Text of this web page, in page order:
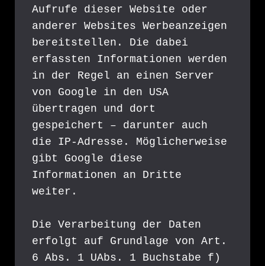
Aufrufe dieser Website oder
anderer Websites Werbeanzeigen
bereitstellen. Die dabei
erfassten Informationen werden
in der Regel an einen Server
von Google in den USA
übertragen und dort
gespeichert – darunter auch
die IP-Adresse. Möglicherweise
gibt Google diese
Informationen an Dritte
weiter.
Die Verarbeitung der Daten
erfolgt auf Grundlage von Art.
6 Abs. 1 UAbs. 1 Buchstabe f)